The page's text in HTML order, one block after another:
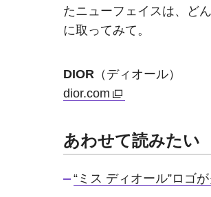
たニューフェイスは、ど
に取ってみて。
DIOR （ディオール）
dior.com
あわせて読みたい
“ミス ディオール”ロゴ